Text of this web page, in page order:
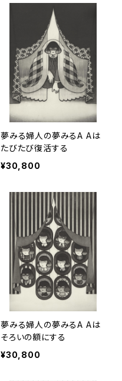
夢みる婦人の夢みるA Aは
たびたび復活する
¥30,800
夢みる婦人の夢みるA Aは
そろいの額にする
¥30,800